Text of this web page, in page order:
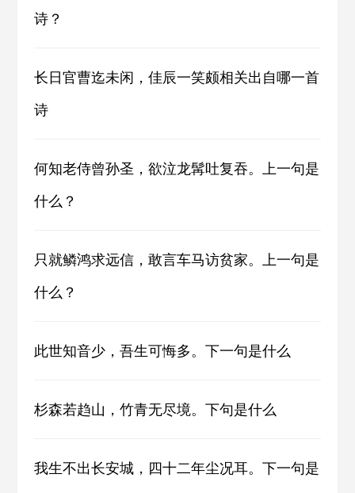
诗？
长日官曹迄未闲，佳辰一笑颇相关出自哪一首
诗
何知老侍曾孙圣，欲泣龙髯吐复吞。上一句是
什么？
只就鳞鸿求远信，敢言车马访贫家。上一句是
什么？
此世知音少，吾生可悔多。下一句是什么
杉森若趋山，竹青无尽境。下句是什么
我生不出长安城，四十二年尘况耳。下一句是